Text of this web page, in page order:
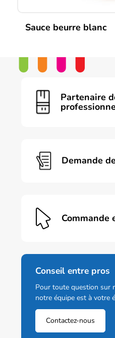
Sauce beurre blanc
Partenaire
Demande
Commande
Conseil entre pros
Pour toute question sur
notre équipe est à votre
Contactez-nous